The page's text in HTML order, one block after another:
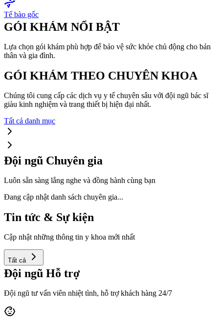
Tế bào gốc
GÓI KHÁM NỔI BẬT
Lựa chọn gói khám phù hợp để bảo vệ sức khỏe chủ động cho bản
thân và gia đình.
GÓI KHÁM THEO CHUYÊN KHOA
Chúng tôi cung cấp các dịch vụ y tế chuyên sâu với đội ngũ bác sĩ
giàu kinh nghiệm và trang thiết bị hiện đại nhất.
Tất cả danh mục
Đội ngũ Chuyên gia
Luôn sẵn sàng lắng nghe và đồng hành cùng bạn
Đang cập nhật danh sách chuyên gia...
Tin tức & Sự kiện
Cập nhật những thông tin y khoa mới nhất
Tất cả
Đội ngũ Hỗ trợ
Đội ngũ tư vấn viên nhiệt tình, hỗ trợ khách hàng 24/7